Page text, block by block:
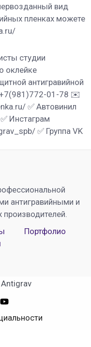
вид
пленках можете
студии
оклейке
антигравийной
+7(981)772-01-78 ✉️
✅ Автовинил
Инстаграм
✅ Группа VK
антигравийными и
Портфолио